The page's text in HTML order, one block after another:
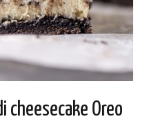
cheesecake Oreo